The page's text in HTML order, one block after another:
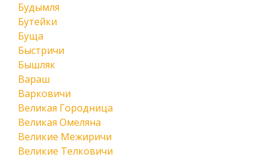
Будымля
Бутейки
Буща
Быстричи
Бышляк
Вараш
Варковичи
Великая Городница
Великая Омеляна
Великие Межиричи
Великие Телковичи